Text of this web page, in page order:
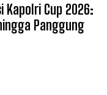
Kapolri Cup 2026:
Panggung